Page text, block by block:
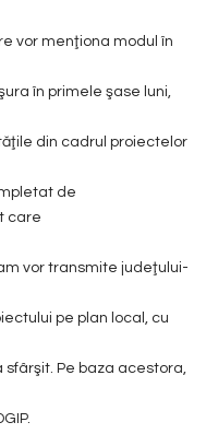
vor menţiona modul în
în primele şase luni,
din cadrul proiectelor
de
care
vor transmite judeţului-
pe plan local, cu
Pe baza acestora,